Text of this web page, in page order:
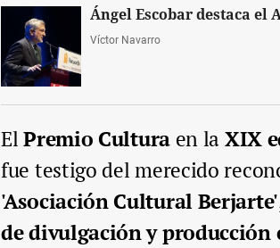
Ángel Escobar destaca el
Víctor Navarro
ElPremio Cultura en la XIX
fue testigo del merecido
'Asociación Cultural Berjarte'
de divulgación y